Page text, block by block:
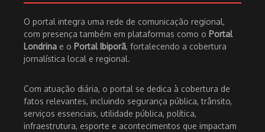
O portal integra uma rede de comunicação regional,
com presença também em plataformas como o Portal
Londrina e o Portal Ibiporã, fortalecendo a cobertura
jornalística local e regional.
Com atuação diária, o portal se dedica à cobertura de
fatos relevantes, incluindo segurança pública, trânsito,
serviços essenciais, utilidade pública, política,
infraestrutura, esporte e acontecimentos que impactam